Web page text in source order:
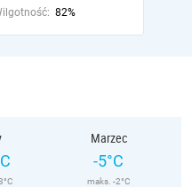
82%
Marzec
-5°C
maks. -2°C